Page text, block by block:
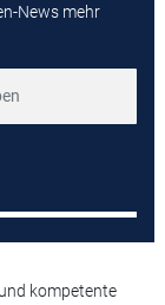
News mehr
kompetente